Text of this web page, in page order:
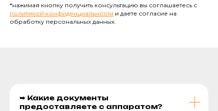
*нажимая кнопку получить консультацию вы соглашаетесь с
политикой конфиденциальности и даете согласие на
обработку персональных данных.
➥ Какие документы
предоставляете с аппаратом?